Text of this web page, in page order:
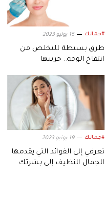
#جمالك 15 يوليو 2023
طرق بسيطة للتخلص من
انتفاخ الوجه.. جربيها
#جمالك 19 يونيو 2023
تعرفي إلى الفوائد التي يقدمها
الجمال النظيف إلى بشرتك